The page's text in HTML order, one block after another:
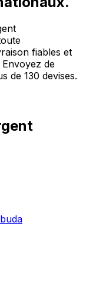
fiables et
de
de 130 devises.